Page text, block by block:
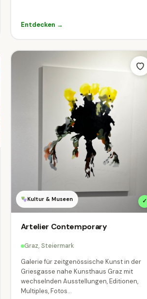
Entdecken →
Kultur & Museen ✓
Artelier Contemporary
Graz, Steiermark
Galerie für zeitgenössische Kunst in der
Griesgasse nahe Kunsthaus Graz mit
wechselnden Ausstellungen, Editionen,
Multiples, Fotos...